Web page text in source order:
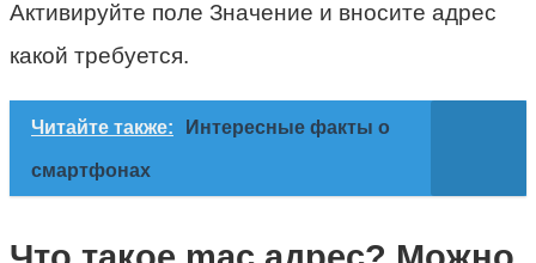
Активируйте поле Значение и вносите адрес
какой требуется.
Читайте также: Интересные факты о
смартфонах